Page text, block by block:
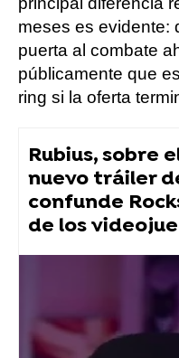
meses es evidente:
puerta al combate
públicamente que
ring si la oferta
Rubius, sobre
nuevo tráiler
confunde
de los